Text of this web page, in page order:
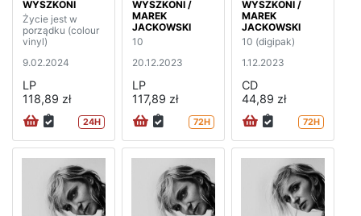
WYSZKONI
Życie jest w
porządku (colour
vinyl)
9.02.2024
LP
118,89 zł
24H
WYSZKONI /
MAREK
JACKOWSKI
10
20.12.2023
LP
117,89 zł
72H
WYSZKONI /
MAREK
JACKOWSKI
10 (digipak)
1.12.2023
CD
44,89 zł
72H